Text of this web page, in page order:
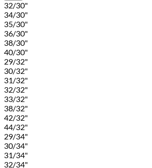
32/30"
34/30"
35/30"
36/30"
38/30"
40/30"
29/32"
30/32"
31/32"
32/32"
33/32"
38/32"
42/32"
44/32"
29/34"
30/34"
31/34"
32/34"